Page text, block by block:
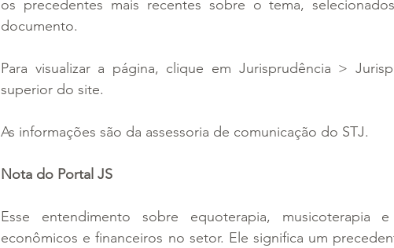
os precedentes mais recentes sobre o tema,
documento.
Para visualizar a página, clique em Jurisprudência >
superior do site.
As informações são da assessoria de comunicação do STJ.
Nota do Portal JS
Esse entendimento sobre equoterapia, musicoterapia
econômicos e financeiros no setor. Ele significa um